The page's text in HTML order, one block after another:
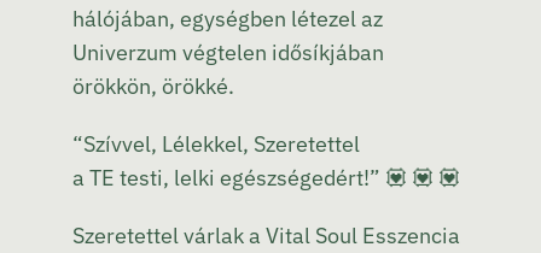
hálójában, egységben létezel az
Univerzum végtelen idősíkjában
örökkön, örökké.
“Szívvel, Lélekkel, Szeretettel
a TE testi, lelki egészségedért!” 💟 💟 💟
Szeretettel várlak a Vital Soul Esszencia